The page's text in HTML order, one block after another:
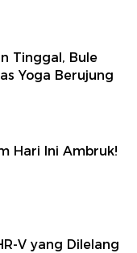
Tinggal, Bule
Yoga Berujung
Hari Ini Ambruk!
V yang Dilelang